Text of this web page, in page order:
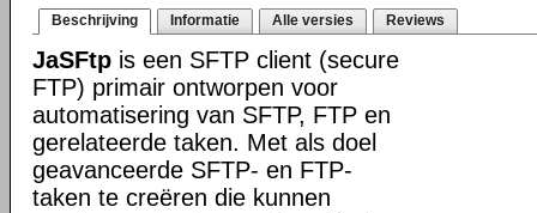
Beschrijving Informatie Alle versies Reviews
JaSFtp is een SFTP client (secure
FTP) primair ontworpen voor
automatisering van SFTP, FTP en
gerelateerde taken. Met als doel
geavanceerde SFTP- en FTP-
taken te creëren die kunnen